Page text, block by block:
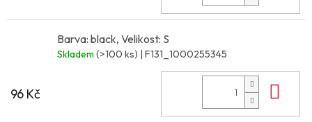
Barva: black, Velikost: S
Skladem (>100 ks) | F131_1000255345
96 Kč